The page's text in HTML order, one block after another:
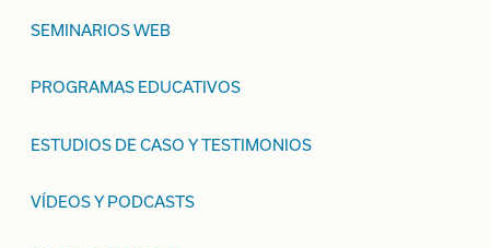
SEMINARIOS WEB
PROGRAMAS EDUCATIVOS
ESTUDIOS DE CASO Y TESTIMONIOS
VÍDEOS Y PODCASTS